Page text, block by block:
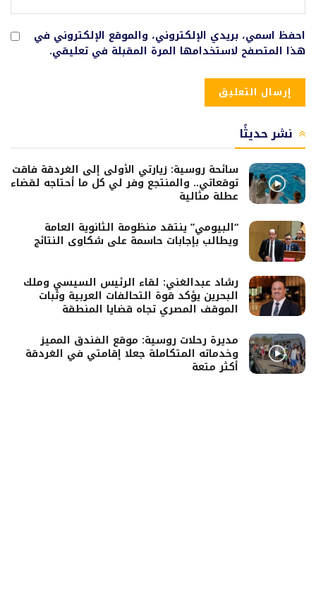
احفظ اسمي، بريدي الإلكتروني، والموقع الإلكتروني في
هذا المتصفح لاستخدامها المرة المقبلة في تعليقي.
نشر حديثًا
سائحة روسية: زيارتي الأولى إلى الغردقة فاقت
توقعاتي.. والمنتجع وفر لي كل ما أحتاجه لقضاء
عطلة مثالية
“البيومي” ينتقد منظومة الثانوية العامة
ويطالب بإجابات حاسمة على شكاوى النتائج
رشاد عبدالغني: لقاء الرئيس السيسي وملك
البحرين يؤكد قوة التحالفات العربية وثبات
الموقف المصري تجاه قضايا المنطقة
مديرة رحلات روسية: موقع الفندق المميز
وخدماته المتكاملة جعلا إقامتي في الغردقة
أكثر متعة